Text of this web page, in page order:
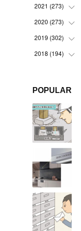
(23
(22
(23
(24
(22)
(22 )
(25)
(23
(23
(21
(24
(21)
(24)
(21)
(23)
(23
(23
(22
(23
(23)
(22)
(24)
(21)
2021 (273)
(24
(23
(22
(23)
(22)
(23)
(24)
(22
2020 (273)
(24
(22
(24)
(24)
(23)
(21)
(
(21)
24)
2019 (302)
(23
(21)
(27)
(22)
(33)
( 28
(31)
27)
(21)
2018 (194)
(32
(36)
)
(34)
( 8
POPULAR